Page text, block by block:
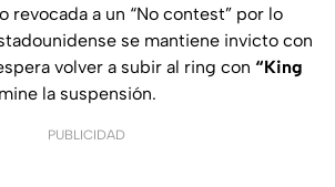
revocada a un “No contest” por lo
se mantiene invicto con
volver a subir al ring con “King
la suspensión.
PUBLICIDAD